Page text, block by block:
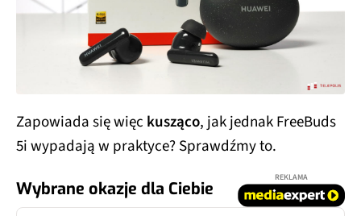
Zapowiada się więc kusząco, jak jednak FreeBuds
5i wypadają w praktyce? Sprawdźmy to.
Wybrane okazje dla Ciebie
REKLAMA